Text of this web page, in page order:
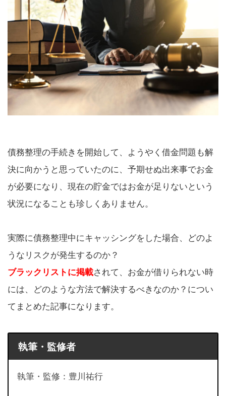
債務整理の手続きを開始して、ようやく借金問題も解
決に向かうと思っていたのに、予期せぬ出来事でお金
が必要になり、現在の貯金ではお金が足りないという
状況になることも珍しくありません。
実際に債務整理中にキャッシングをした場合、どのよ
うなリスクが発生するのか？
ブラックリストに掲載されて、お金が借りられない時
には、どのような方法で解決するべきなのか？につい
てまとめた記事になります。
執筆・監修者
執筆・監修：豊川祐行